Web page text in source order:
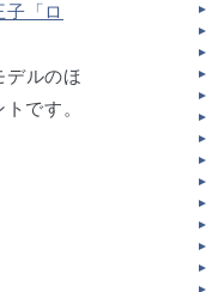
子「ロ
デルのほ
です。